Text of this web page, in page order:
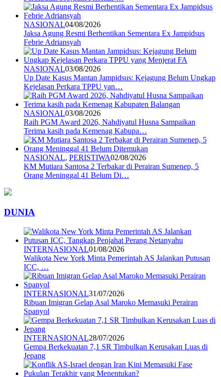
NASIONAL04/08/2026
Jaksa Agung Resmi Berhentikan Sementara Ex Jampidsus
Febrie Adriansyah
NASIONAL03/08/2026
Up Date Kasus Mantan Jampidsus: Kejagung Belum Ungkap
Kejelasan Perkara TPPU yan…
NASIONAL03/08/2026
Raih PGM Award 2026, Nahdiyatul Husna Sampaikan
Terima kasih pada Kemenag Kabupa…
NASIONAL, PERISTIWA02/08/2026
KM Mutiara Santosa 2 Terbakar di Perairan Sumenep, 5
Orang Meninggal 41 Belum Di…
DUNIA
INTERNASIONAL01/08/2026
Walikota New York Minta Pemerintah AS Jalankan Putusan
ICC, …
INTERNASIONAL31/07/2026
Ribuan Imigran Gelap Asal Maroko Memasuki Perairan
Spanyol
INTERNASIONAL28/07/2026
Gempa Berkekuatan 7,1 SR Timbulkan Kerusakan Luas di
Jepang